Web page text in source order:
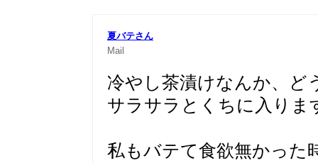
夏バテさん
Mail
冷やし茶漬けなんか、ど
サラサラとくちに入りま
私もバテて食欲無かった